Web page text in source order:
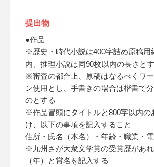
提出物
●作品
※歴史・時代小説は400字詰め原稿用
内、推理小説は同90枚以内の長さと
※審査の都合上、原稿はなるべくワ
ン使用とし、手書きの場合は楷書で
のとする
※作品冒頭にタイトルと800字以内の
け、以下の事項を記入すること
住所・氏名（本名）・年齢・職業・
※九州さが大衆文学賞の受賞歴があ
（年）と賞名を記入する